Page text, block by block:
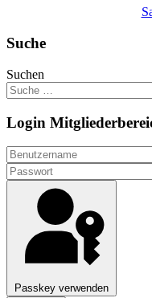
Suche
Suchen
Login
Passkey verwenden